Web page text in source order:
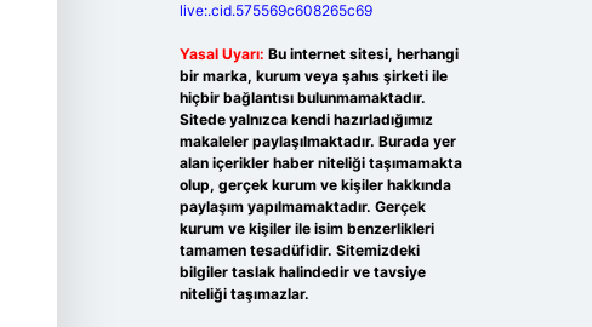
live:.cid.575569c608265c69
Yasal Uyarı: Bu internet sitesi, herhangi
bir marka, kurum veya şahıs şirketi ile
hiçbir bağlantısı bulunmamaktadır.
Sitede yalnızca kendi hazırladığımız
makaleler paylaşılmaktadır. Burada yer
alan içerikler haber niteliği taşımamakta
olup, gerçek kurum ve kişiler hakkında
paylaşım yapılmamaktadır. Gerçek
kurum ve kişiler ile isim benzerlikleri
tamamen tesadüfidir. Sitemizdeki
bilgiler taslak halindedir ve tavsiye
niteliği taşımazlar.